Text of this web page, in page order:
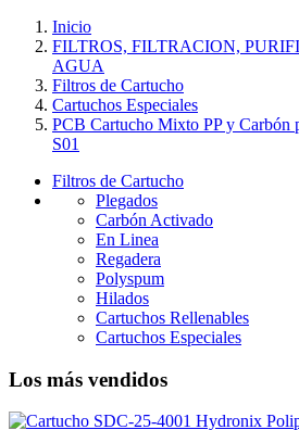
Inicio
FILTROS, FILTRACION,
AGUA
Filtros de Cartucho
Cartuchos Especiales
PCB Cartucho Mixto PP y Carbón
S01
Filtros de Cartucho
Plegados
Carbón Activado
En Linea
Regadera
Polyspum
Hilados
Cartuchos Rellenables
Cartuchos Especiales
Los más vendidos